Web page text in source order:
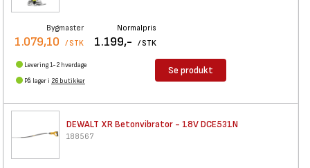
Bygmaster
1.079,10 / STK
Normalpris
1.199,- / STK
Levering 1-2 hverdage
På lager i 26 butikker
Se produkt
DEWALT XR Betonvibrator - 18VDCE531N
188567